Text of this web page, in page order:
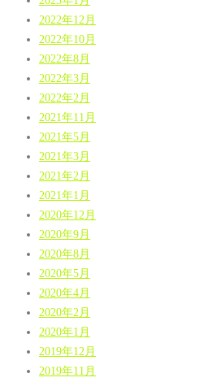
2022年12月
2022年10月
2022年8月
2022年3月
2022年2月
2021年11月
2021年5月
2021年3月
2021年2月
2021年1月
2020年12月
2020年9月
2020年8月
2020年5月
2020年4月
2020年2月
2020年1月
2019年12月
2019年11月